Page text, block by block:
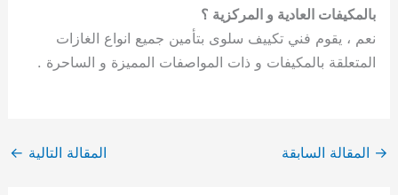
بالمكيفات العادية و المركزية ؟
نعم ، يقوم فني تكييف سلوى بتأمين جميع انواع الغازات
المتعلقة بالمكيفات و ذات المواصفات المميزة و الساحرة .
→ المقالة السابقة المقالة التالية ←